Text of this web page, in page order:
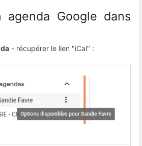
agenda Google dans
- récupérer le lien "iCal" :